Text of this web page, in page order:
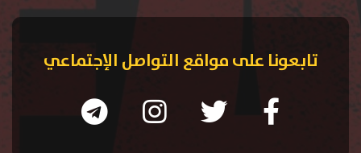
تابعونا على مواقع التواصل الإجتماعي